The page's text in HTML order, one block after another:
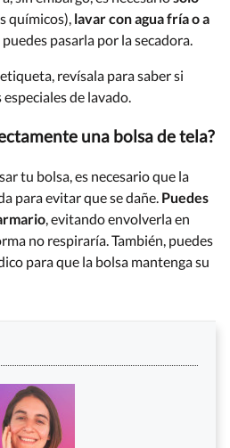
químicos), lavar con agua fría o a
puedes pasarla por la secadora.
revísala para saber si
de lavado.
una bolsa de tela?
tu bolsa, es necesario que la
para evitar que se dañe. Puedes
, evitando envolverla en
no respiraría. También, puedes
para que la bolsa mantenga su